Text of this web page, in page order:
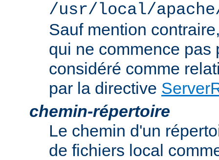
/usr/local/
Sauf mention
qui ne commence pas
considéré comme
par la directive
chemin-répertoire
Le chemin d'un
de fichiers local